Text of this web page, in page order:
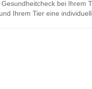
bei Ihrem
Ihrem Tier eine